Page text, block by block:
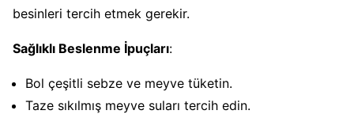
besinleri tercih etmek gerekir.
Sağlıklı Beslenme İpuçları:
Bol çeşitli sebze ve meyve tüketin.
Taze sıkılmış meyve suları tercih edin.